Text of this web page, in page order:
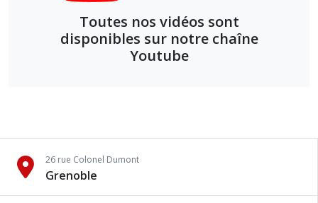
Toutes nos vidéos sont
disponibles sur notre chaîne
Youtube
26 rue Colonel Dumont
Grenoble